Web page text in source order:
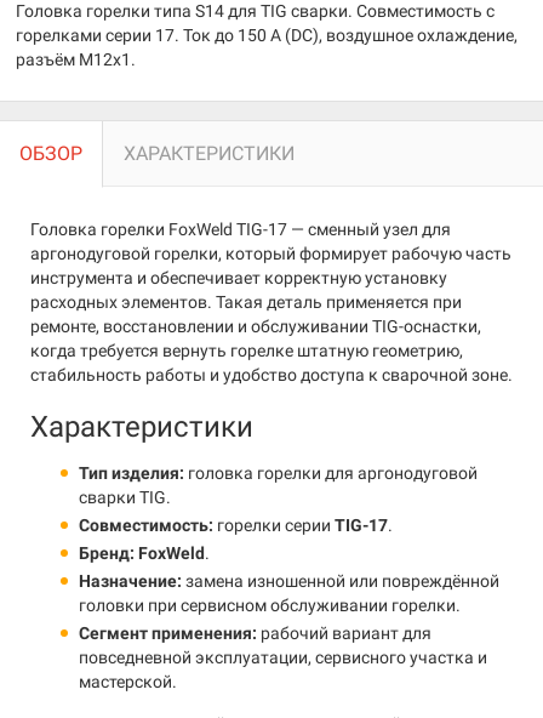
Головка горелки типа S14 для TIG сварки. Совместимость с
горелками серии 17. Ток до 150 А (DC), воздушное охлаждение,
разъём M12x1.
ОБЗОР ХАРАКТЕРИСТИКИ
Головка горелки FoxWeld TIG-17 — сменный узел для
аргонодуговой горелки, который формирует рабочую часть
инструмента и обеспечивает корректную установку
расходных элементов. Такая деталь применяется при
ремонте, восстановлении и обслуживании TIG-оснастки,
когда требуется вернуть горелке штатную геометрию,
стабильность работы и удобство доступа к сварочной зоне.
Характеристики
Тип изделия: головка горелки для аргонодуговой
сварки TIG.
Совместимость: горелки серии TIG-17.
Бренд: FoxWeld.
Назначение: замена изношенной или повреждённой
головки при сервисном обслуживании горелки.
Сегмент применения: рабочий вариант для
повседневной эксплуатации, сервисного участка и
мастерской.